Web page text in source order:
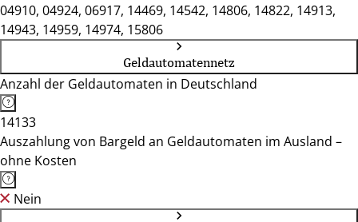
04910, 04924, 06917, 14469, 14542, 14806, 14822, 14913,
14943, 14959, 14974, 15806
Geldautomatennetz
Anzahl der Geldautomaten in Deutschland
14133
Auszahlung von Bargeld an Geldautomaten im Ausland –
ohne Kosten
Nein